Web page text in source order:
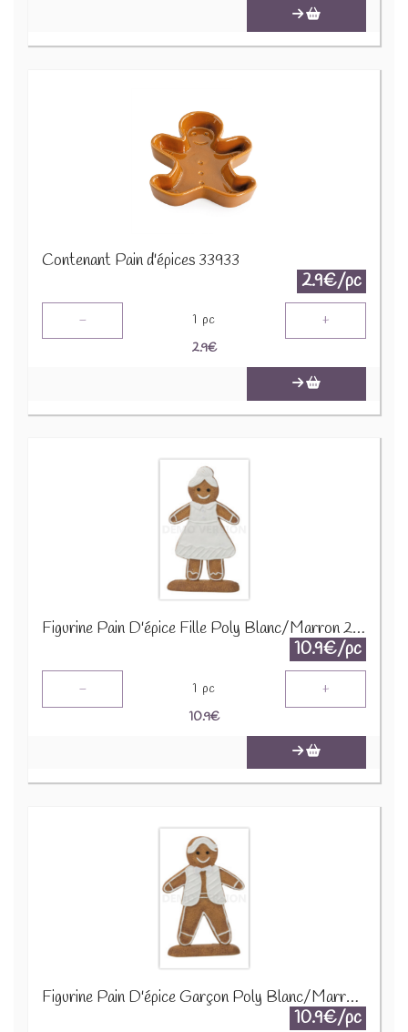
Contenant Pain d'épices 33933
2.9€/pc
- 1 pc +
2.9€
Figurine Pain D'épice Fille Poly Blanc/Marron 26600
10.9€/pc
- 1 pc +
10.9€
Figurine Pain D'épice Garçon Poly Blanc/Marron 26600
10.9€/pc